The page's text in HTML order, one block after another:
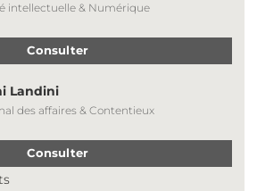
intellectuelle & Numérique
Consulter
Landini
des affaires & Contentieux
Consulter